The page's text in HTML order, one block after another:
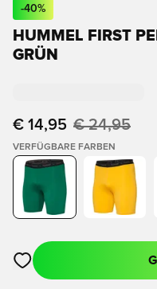
-40%
HUMMEL FIRST
GRÜN
€ 14,95 € 24,95
VERFÜGBARE FARBEN
Öffnet ein Fenster zum